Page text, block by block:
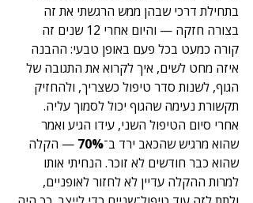
בתחילת דרכי שבהן ממש הרגשתי את זה
בצורה חזקה — והיום אחרי 12 שנים זה
קורה כמעט בכל פעם באופן טבעי: ההבנה
איזה מחט לשים, איך לקרוא את התגובה של
הגוף, לשנות סדר טיפול כשצריך, ולהחזיק
תקשורת נעימה שהגוף יכול לסמוך עליה.
אחרי סיום הטיפול השני, עידו הגיע ואמר
שהוא מרגיש שהכאב ירד ב־70% — הקלה
שהוא כבר חודשים לא זוכר. הנחיתי אותו
למרות ההקלה עדיין לא לחזור לאופניים,